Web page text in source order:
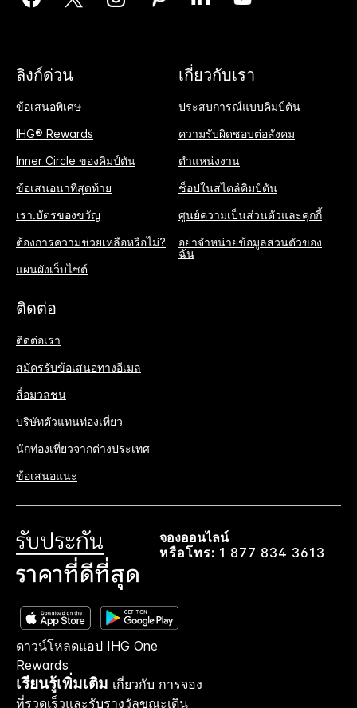
ลิงก์ด่วน
ข้อเสนอพิเศษ
IHG® Rewards
Inner Circle ของคิมป์ตัน
ข้อเสนอนาทีสุดท้าย
เรา.บัตรของขวัญ
ต้องการความช่วยเหลือหรือไม่?
แผนผังเว็บไซต์
เกี่ยวกับเรา
ประสบการณ์แบบคิมป์ตัน
ความรับผิดชอบต่อสังคม
ตำแหน่งงาน
ช็อปในสไตล์คิมป์ตัน
ศูนย์ความเป็นส่วนตัวและคุกกี้
อย่าจำหน่ายข้อมูลส่วนตัวของ
ฉัน
ติดต่อ
ติดต่อเรา
สมัครรับข้อเสนอทางอีเมล
สื่อมวลชน
บริษัทตัวแทนท่องเที่ยว
นักท่องเที่ยวจากต่างประเทศ
ข้อเสนอแนะ
จองออนไลน์
หรือโทร: 1 877 834 3613
ดาวน์โหลดแอป IHG One
Rewards
เรียนรู้เพิ่มเติม เกี่ยวกับ การจอง
ที่รวดเร็วและรับรางวัลขณะเดิน